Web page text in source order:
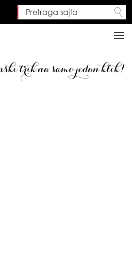
Search form
Pretraga sajta